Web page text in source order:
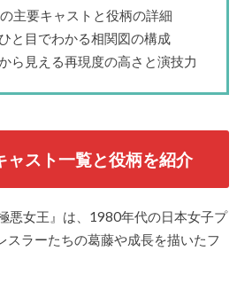
主要キャストと役柄の詳細
と目でわかる相関図の構成
ら見える再現度の高さと演技力
スト一覧と役柄を紹介
悪女王』は、1980年代の日本女子プ
スラーたちの葛藤や成長を描いたフ